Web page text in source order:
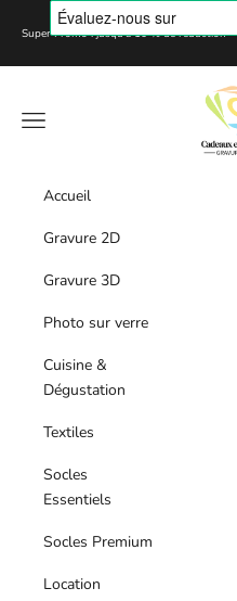
Passer au contenu
Super Promo : jusqu'à 10 % de réduction
Menu
Accueil
Gravure 2D
Gravure 3D
Photo sur verre
Cuisine &
Dégustation
Textiles
Socles
Essentiels
Socles Premium
Location